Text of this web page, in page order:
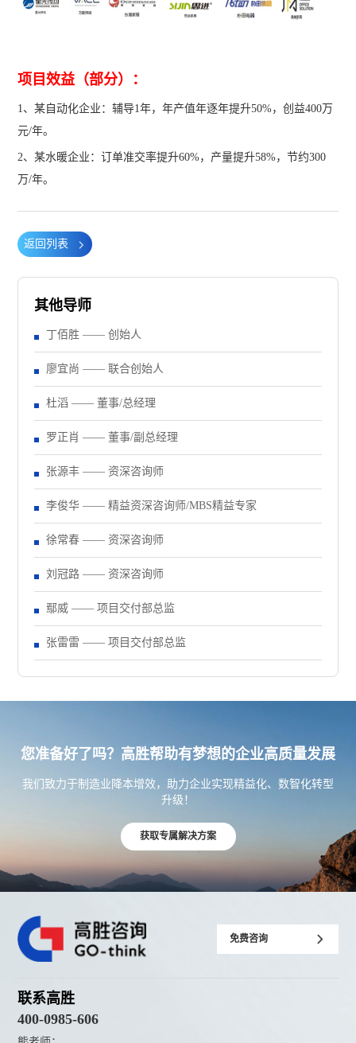
项目效益（部分）：
1、某自动化企业：辅导1年，年产值年逐年提升50%，创益400万
元/年。
2、某水暖企业：订单准交率提升60%，产量提升58%，节约300
万/年。
返回列表
其他导师
丁佰胜 —— 创始人
廖宜尚 —— 联合创始人
杜滔 —— 董事/总经理
罗正肖 —— 董事/副总经理
张源丰 —— 资深咨询师
李俊华 —— 精益资深咨询师/MBS精益专家
徐常春 —— 资深咨询师
刘冠路 —— 资深咨询师
鄢威 —— 项目交付部总监
张雷雷 —— 项目交付部总监
您准备好了吗？高胜帮助有梦想的企业高质量发展
我们致力于制造业降本增效，助力企业实现精益化、数智化转型
升级！
获取专属解决方案
免费咨询
联系高胜
400-0985-606